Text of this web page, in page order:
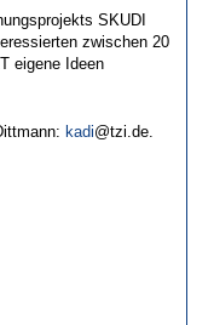
SKUDI
zwischen 20
eigene Ideen
kadi@tzi.de.